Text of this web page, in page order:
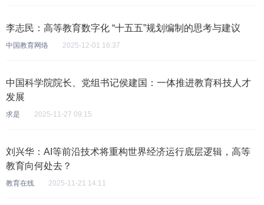
李志民：高等教育数字化 “十五五”规划编制的思考与建议
中国教育网络 2025-12-01 16:37
中国科学院院长、党组书记侯建国：一体推进教育科技人才
发展
求是 2025-11-27 09:15
刘兴华：AI等前沿技术将重构世界经济运行底层逻辑，高等
教育向何处去？
教育在线 2025-11-21 14:11